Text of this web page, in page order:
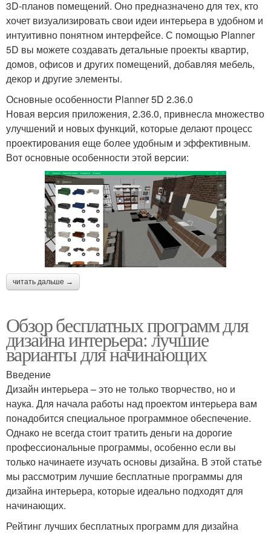
3D-планов помещений. Оно предназначено для тех, кто
хочет визуализировать свои идеи интерьера в удобном и
интуитивно понятном интерфейсе. С помощью Planner
5D вы можете создавать детальные проекты квартир,
домов, офисов и других помещений, добавляя мебель,
декор и другие элементы.
Основные особенности Planner 5D 2.36.0
Новая версия приложения, 2.36.0, привнесла множество
улучшений и новых функций, которые делают процесс
проектирования еще более удобным и эффективным.
Вот основные особенности этой версии:
читать дальше →
Обзор бесплатных программ для
дизайна интерьера: лучшие
варианты для начинающих
Введение
Дизайн интерьера – это не только творчество, но и
наука. Для начала работы над проектом интерьера вам
понадобится специальное программное обеспечение.
Однако не всегда стоит тратить деньги на дорогие
профессиональные программы, особенно если вы
только начинаете изучать основы дизайна. В этой статье
мы рассмотрим лучшие бесплатные программы для
дизайна интерьера, которые идеально подходят для
начинающих.
Рейтинг лучших бесплатных программ для дизайна